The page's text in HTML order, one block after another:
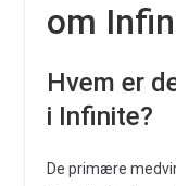
om
Hvem er
i Infinite?
De primære